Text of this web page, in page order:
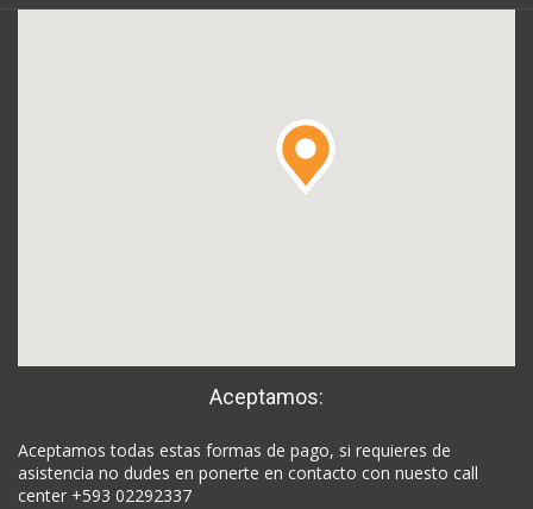
Aceptamos:
Aceptamos todas estas formas de pago, si requieres de
asistencia no dudes en ponerte en contacto con nuesto call
center +593 02292337